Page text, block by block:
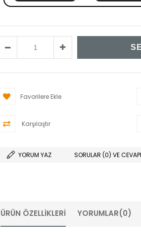
Favorilere Ekle
Karşılaştır
YORUM YAZ SORULAR (0) VE
ÜRÜN ÖZELLIKLERI YORUMLAR(0)